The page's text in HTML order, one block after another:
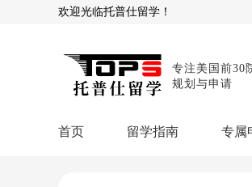
欢迎光临托普仕留学！
专注美国前30
规划与申请
首页 留学指南 专属